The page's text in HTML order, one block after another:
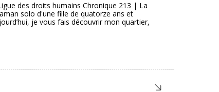
des droits humains Chronique 213 | La
solo d'une fille de quatorze ans et
je vous fais découvrir mon quartier,